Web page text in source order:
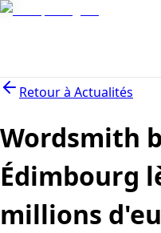
Retour à Actualités
Wordsmith
Édimbourg
millions